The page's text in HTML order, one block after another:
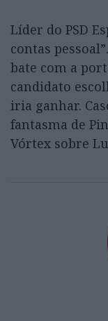
Líder do PSD
contas
bate com a
candidato
iria ganhar.
fantasma de
Vórtex sobre